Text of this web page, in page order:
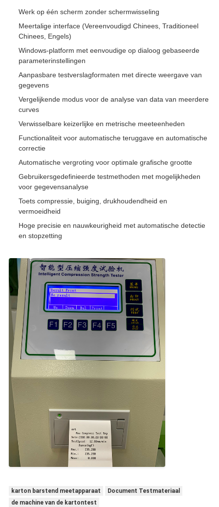
Werk op één scherm zonder schermwisseling
Meertalige interface (Vereenvoudigd Chinees, Traditioneel
Chinees, Engels)
Windows-platform met eenvoudige op dialoog gebaseerde
parameterinstellingen
Aanpasbare testverslagformaten met directe weergave van
gegevens
Vergelijkende modus voor de analyse van data van meerdere
curves
Verwisselbare keizerlijke en metrische meeteenheden
Functionaliteit voor automatische teruggave en automatische
correctie
Automatische vergroting voor optimale grafische grootte
Gebruikersgedefinieerde testmethoden met mogelijkheden
voor gegevensanalyse
Toets compressie, buiging, drukhoudendheid en
vermoeidheid
Hoge precisie en nauwkeurigheid met automatische detectie
en stopzetting
karton barstend meetapparaat
Document Testmateriaal
de machine van de kartontest